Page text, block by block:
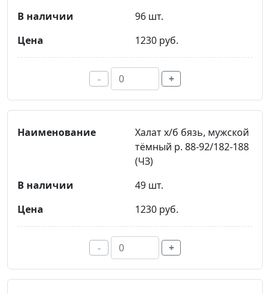
96 шт.
1230 руб.
- +
Халат х/б бязь, мужской
тёмный р. 88-92/182-188
(ЧЗ)
49 шт.
1230 руб.
- +